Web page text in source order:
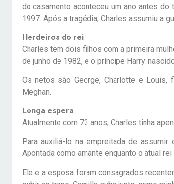
do casamento aconteceu um ano antes
1997. Após a tragédia, Charles assumiu a
Herdeiros do rei
Charles tem dois filhos com a primeira
de junho de 1982, e o príncipe Harry,
Os netos são George, Charlotte e
Meghan.
Longa espera
Atualmente com 73 anos, Charles tinha
Para auxiliá-lo na empreitada de
Apontada como amante enquanto o atual
Ele e a esposa foram consagrados